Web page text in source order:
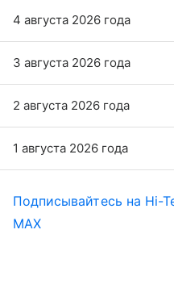
4 августа 2026 года
3 августа 2026 года
2 августа 2026 года
1 августа 2026 года
Подписывайтесь на Hi-
MAX